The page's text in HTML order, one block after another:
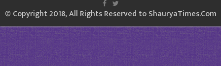
© Copyright 2018, All Rights Reserved to ShauryaTimes.Com